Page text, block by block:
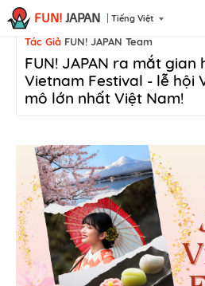
FUN! JAPAN Tiếng Việt
Đăng Tải Ngày
4/3/2025
Tác Giả FUN! JAPAN Team
FUN! JAPAN ra mắt
Vietnam Festival - lễ hội
mô lớn nhất Việt Nam!